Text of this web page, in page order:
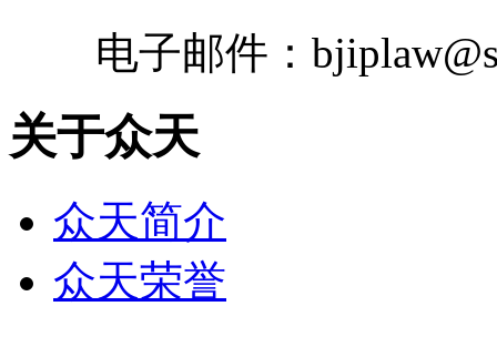
电子邮件：
关于众天
众天简介
众天荣誉